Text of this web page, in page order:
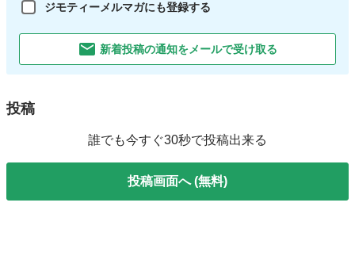
ジモティーメルマガにも登録する
新着投稿の通知をメールで受け取る
投稿
誰でも今すぐ30秒で投稿出来る
投稿画面へ (無料)